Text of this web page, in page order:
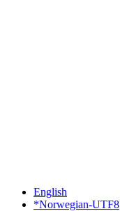
English
*Norwegian-UTF8